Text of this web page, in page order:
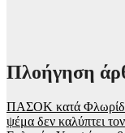
Πλοήγηση
ΠΑΣΟΚ κατά Φλωρίδη
ψέμα δεν καλύπτει